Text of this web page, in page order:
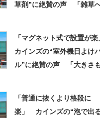
草剤”に絶賛の声 「雑草
「マグネット式で設置が楽
カインズの“室外機日よけ
ル”に絶賛の声 「大きさ
「普通に抜くより格段に
楽」 カインズの“泡で出